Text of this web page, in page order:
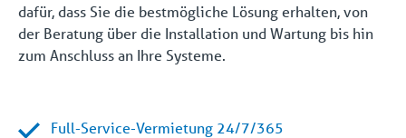
dafür, dass Sie die bestmögliche Lösung erhalten, von
der Beratung über die Installation und Wartung bis hin
zum Anschluss an Ihre Systeme.
Full-Service-Vermietung 24/7/365